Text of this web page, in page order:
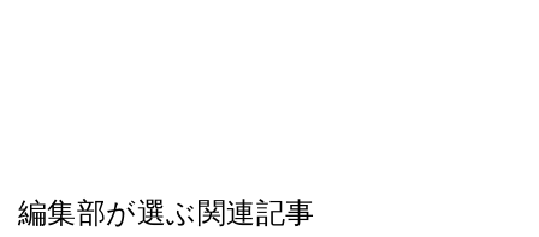
編集部が選ぶ関連記事